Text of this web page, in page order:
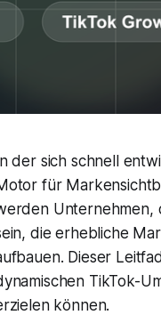
In der sich schnell
für
Unternehmen,
die erhebliche
Dieser
TikTok-
können.